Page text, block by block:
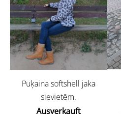
Puķaina softshell jaka
sievietēm.
Ausverkauft